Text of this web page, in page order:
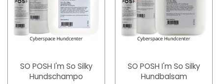
SO POSH I'm So Silky
Hundschampo
SO POSH I'm So Silky
Hundbalsam